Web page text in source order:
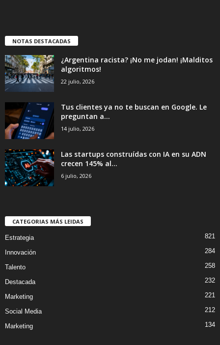
NOTAS DESTACADAS
¿Argentina racista? ¡No me jodan! ¡Malditos
algoritmos!
22 julio, 2026
Tus clientes ya no te buscan en Google. Le
preguntan a...
14 julio, 2026
Las startups construídas con IA en su ADN
crecen 145% al...
6 julio, 2026
CATEGORIAS MÁS LEIDAS
Estrategia 821
Innovación 284
Talento 258
Destacada 232
Marketing 221
Social Media 212
Marketing 134